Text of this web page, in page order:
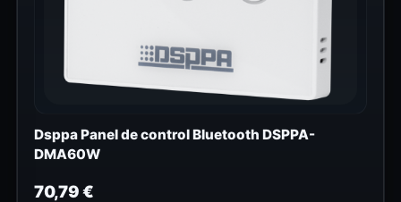
Dsppa Panel de control Bluetooth DSPPA-
DMA60W
70,79€